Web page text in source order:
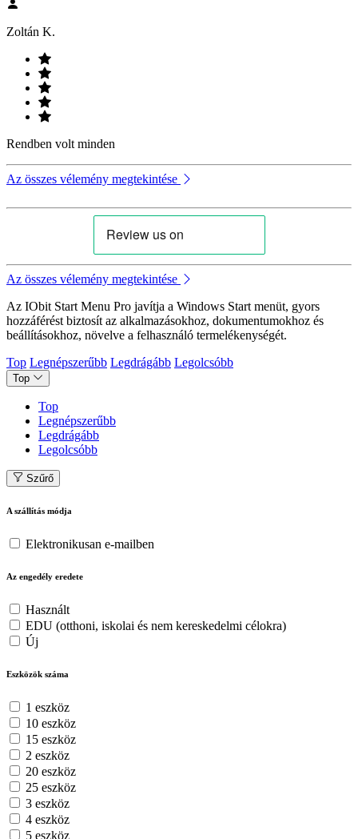
Zoltán K.
Rendben volt minden
Az összes vélemény megtekintése
Az összes vélemény megtekintése
Az IObit Start Menu Pro javítja a Windows Start menüt, gyors
hozzáférést biztosít az alkalmazásokhoz, dokumentumokhoz és
beállításokhoz, növelve a felhasználó termelékenységét.
Top Legnépszerűbb Legdrágább Legolcsóbb
Top
Top
Legnépszerűbb
Legdrágább
Legolcsóbb
Szűrő
A szállítás módja
Elektronikusan e-mailben
Az engedély eredete
Használt
EDU (otthoni, iskolai és nem kereskedelmi célokra)
Új
Eszközök száma
1 eszköz
10 eszköz
15 eszköz
2 eszköz
20 eszköz
25 eszköz
3 eszköz
4 eszköz
5 eszköz